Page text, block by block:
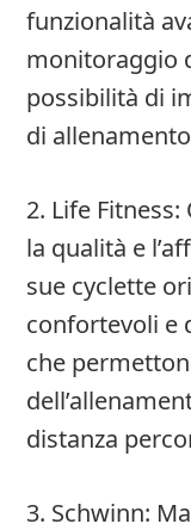
funzionalità
monitoraggio
possibilità di
di
2. Life
la qualità e
sue cyclette
confortevoli e
che
distanza
3. Schwinn: